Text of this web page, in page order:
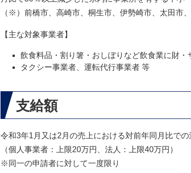
（※）前橋市、高崎市、桐生市、伊勢崎市、太田市
【主な対象事業者】
飲食料品・割り箸・おしぼりなど飲食業に財
タクシー事業者、運転代行事業者 等
支給額
令和3年1月又は2月の売上における対前年同月比での
（個人事業者：上限20万円、法人：上限40万円）
※同一の申請者に対して一度限り